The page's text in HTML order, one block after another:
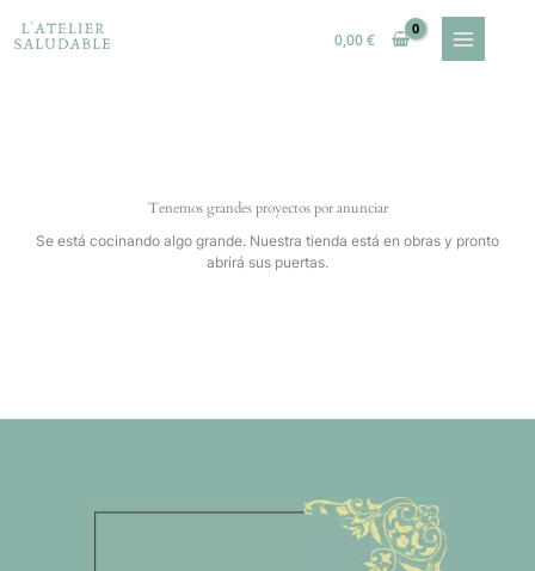
contenido
0,00€
Tenemos grandes proyectos por anunciar
Se está cocinando algo grande. Nuestra tienda está en obras y pronto
abrirá sus puertas.